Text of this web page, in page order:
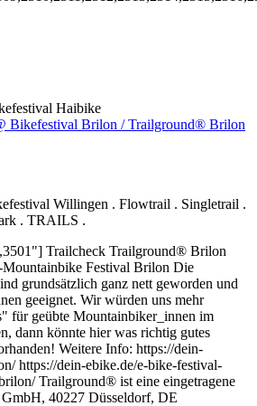
Bikefestival Brilon / Trailground® Brilon
Willingen . Flowtrail . Singletrail .
. TRAILS .
Trailcheck Trailground® Brilon
Festival Brilon Die
grundsätzlich ganz nett geworden und
geeignet. Wir würden uns mehr
für geübte Mountainbiker_innen im
dann könnte hier was richtig gutes
Weitere Info: https://dein-
https://dein-ebike.de/e-bike-festival-
Trailground® ist eine eingetragene
40227 Düsseldorf, DE